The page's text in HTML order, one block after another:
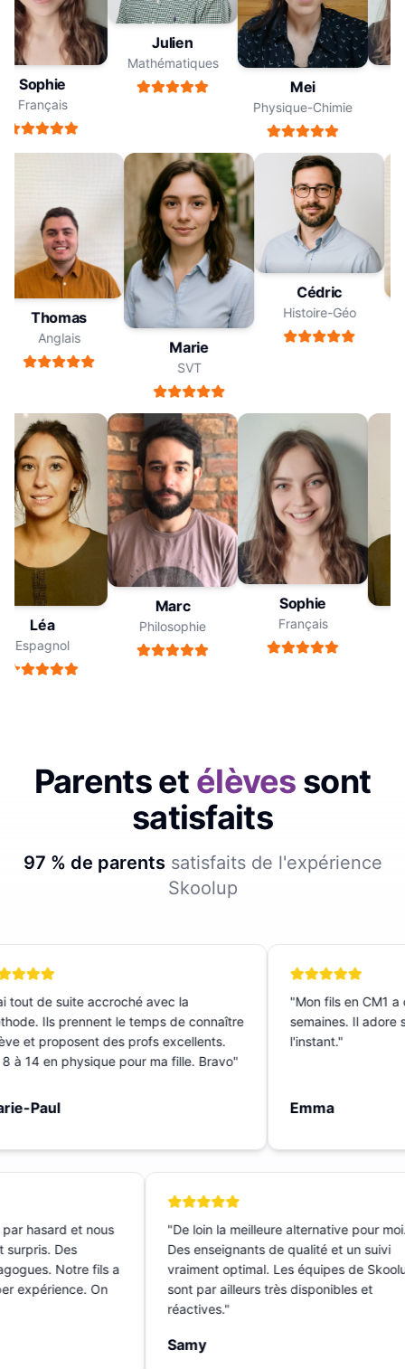
Sophie
Français
Julien
Mathématiques
Mei
Physique-Chimie
Thomas
Anglais
Marie
SVT
Cédric
Histoire-Géo
Léa
Espagnol
Marc
Philosophie
Sophie
Français
Parents et élèves sont
satisfaits
97 % de parentssatisfaits de l'expérience
Skoolup
de suite accroché avec la
Ils prennent le temps de connaître
et proposent des profs excellents.
à 14 en physique pour ma fille. Bravo"
Paul
Mon fils en CM1 a
semaines. Il adore
l'instant."
Emma
par hasard et nous
surpris. Des
Notre fils a
expérience. On
"De loin la meilleure alternative pour
Des enseignants de qualité et un suivi
vraiment optimal. Les équipes de
sont par ailleurs très disponibles et
réactives.
Samy